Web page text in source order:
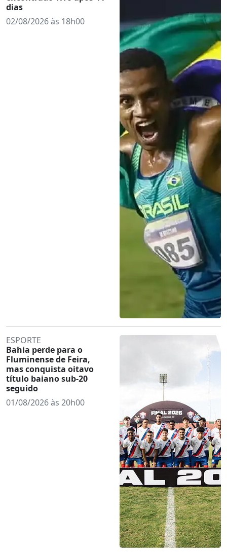
dias
02/08/2026 às 18h00
ESPORTE
Bahia perde para o
Fluminense de Feira,
mas conquista oitavo
título baiano sub-20
seguido
01/08/2026 às 20h00